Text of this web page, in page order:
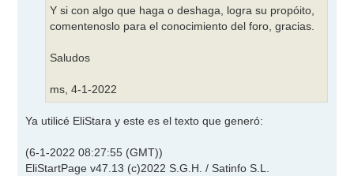
Y si con algo que haga o deshaga, logra su propóito,
comentenoslo para el conocimiento del foro, gracias.
Saludos
ms, 4-1-2022
Ya utilicé EliStara y este es el texto que generó:
(6-1-2022 08:27:55 (GMT))
EliStartPage v47.13 (c)2022 S.G.H. / Satinfo S.L.